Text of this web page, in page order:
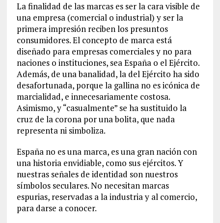
La finalidad de las marcas es ser la cara visible de
una empresa (comercial o industrial) y ser la
primera impresión reciben los presuntos
consumidores. El concepto de marca está
diseñado para empresas comerciales y no para
naciones o instituciones, sea España o el Ejército.
Además, de una banalidad, la del Ejército ha sido
desafortunada, porque la gallina no es icónica de
marcialidad, e innecesariamente costosa.
Asimismo, y “casualmente” se ha sustituido la
cruz de la corona por una bolita, que nada
representa ni simboliza.
España no es una marca, es una gran nación con
una historia envidiable, como sus ejércitos. Y
nuestras señales de identidad son nuestros
símbolos seculares. No necesitan marcas
espurias, reservadas a la industria y al comercio,
para darse a conocer.